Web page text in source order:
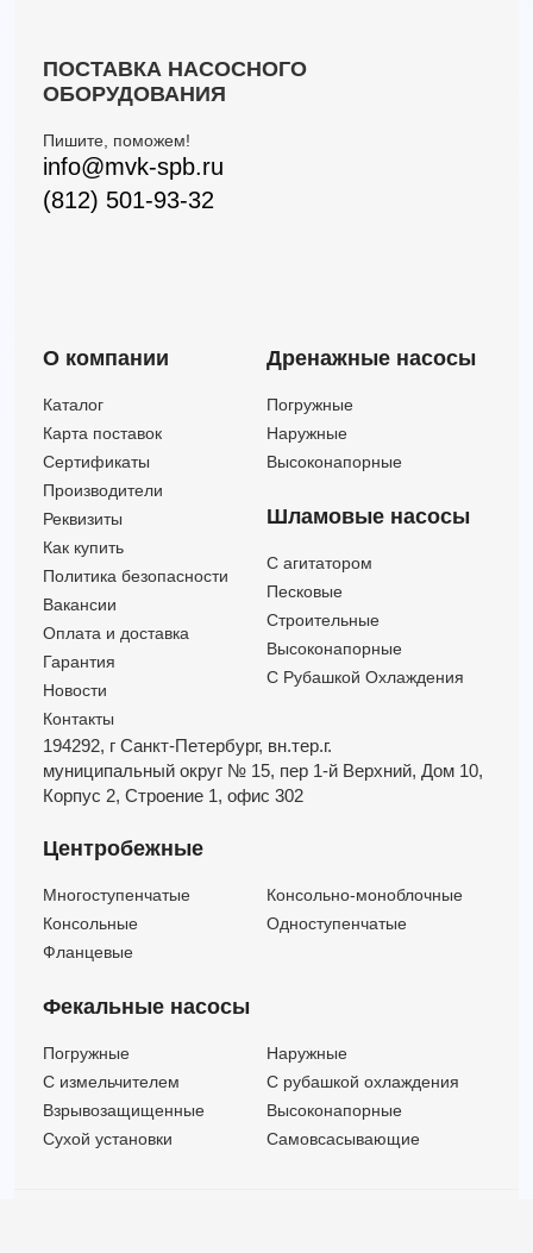
ПОСТАВКА НАСОСНОГО
ОБОРУДОВАНИЯ
Пишите, поможем!
info@mvk-spb.ru
(812) 501-93-32
О компании
Каталог
Карта поставок
Сертификаты
Производители
Реквизиты
Как купить
Политика безопасности
Вакансии
Оплата и доставка
Гарантия
Новости
Контакты
Дренажные насосы
Погружные
Наружные
Высоконапорные
Шламовые насосы
C агитатором
Песковые
Строительные
Высоконапорные
С Рубашкой Охлаждения
194292, г Санкт-Петербург, вн.тер.г.
муниципальный округ № 15, пер 1-й Верхний, Дом 10,
Корпус 2, Строение 1, офис 302
Центробежные
Многоступенчатые
Консольно-моноблочные
Консольные
Одноступенчатые
Фланцевые
Фекальные насосы
Погружные
Наружные
C измельчителем
С рубашкой охлаждения
Взрывозащищенные
Высоконапорные
Сухой установки
Самовсасывающие